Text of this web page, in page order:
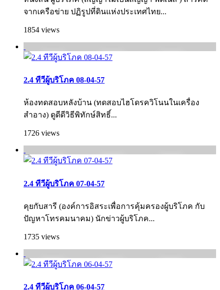
จากเครือข่าย ปฏิรูปที่ดินแห่งประเทศไทย...
1854 views
2.4 ทีวีผู้บริโภค 08-04-57
ห้องทดสอบหลังบ้าน (ทดสอบไฮโดรควิโนนในเครื่อง
สำอาง) ดูดีดีวิธีพิทักษ์สิทธิ์...
1726 views
2.4 ทีวีผู้บริโภค 07-04-57
คุยกับสารี (องค์การอิสระเพื่อการคุ้มครองผู้บริโภค กับ
ปัญหาโทรคมนาคม) นักข่าวผู้บริโภค...
1735 views
2.4 ทีวีผู้บริโภค 06-04-57